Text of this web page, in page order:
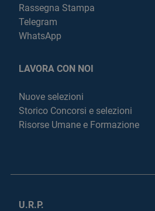
Rassegna Stampa
Telegram
WhatsApp
LAVORA CON NOI
Nuove selezioni
Storico Concorsi e selezioni
Risorse Umane e Formazione
U.R.P.